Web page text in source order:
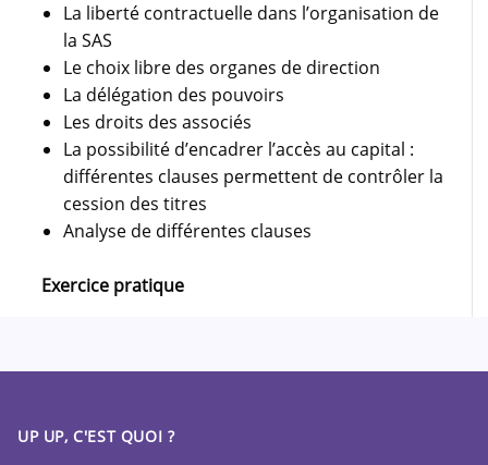
La liberté contractuelle dans l’organisation de
la SAS
Le choix libre des organes de direction
La délégation des pouvoirs
Les droits des associés
La possibilité d’encadrer l’accès au capital :
différentes clauses permettent de contrôler la
cession des titres
Analyse de différentes clauses
Exercice pratique
UP UP, C'EST QUOI ?